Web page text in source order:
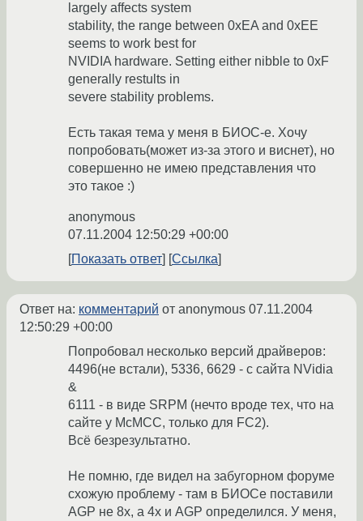
largely affects system
stability, the range between 0xEA and 0xEE
seems to work best for
NVIDIA hardware. Setting either nibble to 0xF
generally restults in
severe stability problems.
Есть такая тема у меня в БИОС-е. Хочу
попробовать(может из-за этого и виснет), но
совершенно не имею представления что
это такое :)
anonymous
07.11.2004 12:50:29 +00:00
Показать ответ
Ссылка
Ответ на: комментарий от anonymous 07.11.2004
12:50:29 +00:00
Попробовал несколько версий драйверов:
4496(не встали), 5336, 6629 - с сайта NVidia
&
6111 - в виде SRPM (нечто вроде тех, что на
сайте у McMCC, только для FC2).
Всё безрезультатно.
Не помню, гдe видел на забугорном форуме
схожую проблему - там в БИОСе поставили
AGP не 8x, а 4x и AGP определился. У меня,